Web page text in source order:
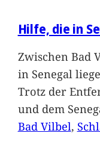
Hilfe, die in
Zwischen Bad
in Senegal
Trotz der
und dem
Bad Vilbel,